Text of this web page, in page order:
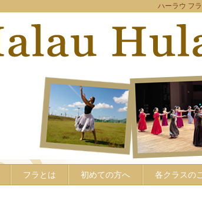
ハーラウ フ
フラとは 初めての方へ 各クラスの